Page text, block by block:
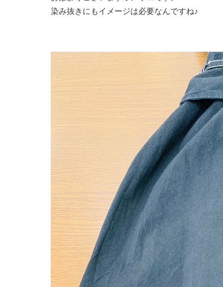
染み抜きにもイメージは必要なんですね♪